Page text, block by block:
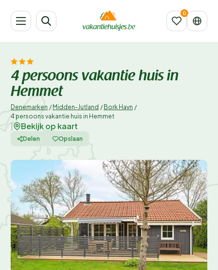
4 persoons vakantie huis in
Hemmet
Denemarken / Midden-Jutland / Bork Havn /
4 persoons vakantie huis in Hemmet
Bekijk op kaart
Delen Opslaan